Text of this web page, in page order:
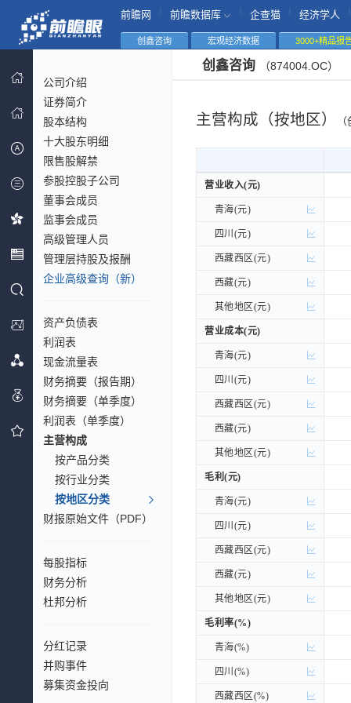
前瞻网 前瞻数据库 企查猫 经济学人
创鑫咨询 宏观经济数据 3000+精品报
公司介绍
证券简介
股本结构
十大股东明细
限售股解禁
参股控股子公司
董事会成员
监事会成员
高级管理人员
管理层持股及报酬
企业高级查询（新）
资产负债表
利润表
现金流量表
财务摘要（报告期）
财务摘要（单季度）
利润表（单季度）
主营构成
按产品分类
按行业分类
按地区分类
财报原始文件（PDF）
每股指标
财务分析
杜邦分析
分红记录
并购事件
募集资金投向
创鑫咨询 （874004.OC）
主营构成（按地区）
营业收入(元)
青海(元)
四川(元)
西藏西区(元)
西藏(元)
其他地区(元)
营业成本(元)
青海(元)
四川(元)
西藏西区(元)
西藏(元)
其他地区(元)
毛利(元)
青海(元)
四川(元)
西藏西区(元)
西藏(元)
其他地区(元)
毛利率(%)
青海(%)
四川(%)
西藏西区(%)
营业收入(元)
青海(元)
四川(元)
西藏西区(元)
西藏(元)
其他地区(元)
营业成本(元)
青海(元)
四川(元)
西藏西区(元)
西藏(元)
其他地区(元)
毛利(元)
青海(元)
四川(元)
西藏西区(元)
西藏(元)
其他地区(元)
毛利率(%)
青海(%)
四川(%)
西藏西区(%)